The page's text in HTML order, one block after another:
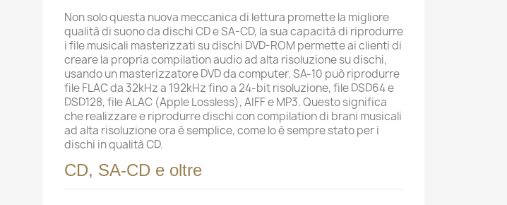
Non solo questa nuova meccanica di lettura promette la migliore
qualità di suono da dischi CD e SA-CD, la sua capacità di riprodurre
i file musicali masterizzati su dischi DVD-ROM permette ai clienti di
creare la propria compilation audio ad alta risoluzione su dischi,
usando un masterizzatore DVD da computer. SA-10 può riprodurre
file FLAC da 32kHz a 192kHz fino a 24-bit risoluzione, file DSD64 e
DSD128, file ALAC (Apple Lossless), AIFF e MP3. Questo significa
che realizzare e riprodurre dischi con compilation di brani musicali
ad alta risoluzione ora è semplice, come lo è sempre stato per i
dischi in qualità CD.
CD, SA-CD e oltre